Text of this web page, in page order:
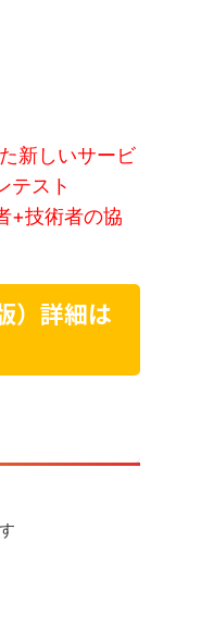
新しいサービ
テスト
+技術者の協
）詳細は